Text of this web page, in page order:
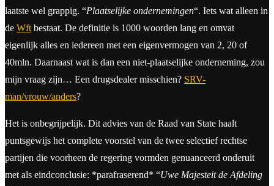
laatste wel grappig. “Plaatselijke ondernemingen“. Iets wat alleen in
de Wft bestaat. De definitie is 1000 woorden lang en omvat
eigenlijk alles en iedereen met een eigenvermogen van 2, 20 of
40mln. Daarnaast wat is dan een niet-plaatselijke onderneming, zou
mijn vraag zijn… Een drugsdealer misschien? SRV-
man/vrouw/anders?
Het is onbegrijpelijk. Dit advies van de Raad van State haalt
puntsgewijs het complete voorstel van de twee selectief rechtse
partijen die voorheen de regering vormden genuanceerd onderuit
met als eindconclusie: *parafraserend* “Uwe Majesteit de Afdeling